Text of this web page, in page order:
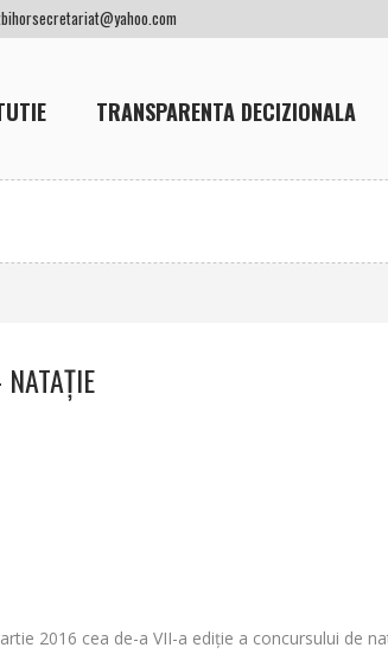
TRANSPARENTA DECIZIONALA
2016 cea de-a VII-a ediție a concursului de